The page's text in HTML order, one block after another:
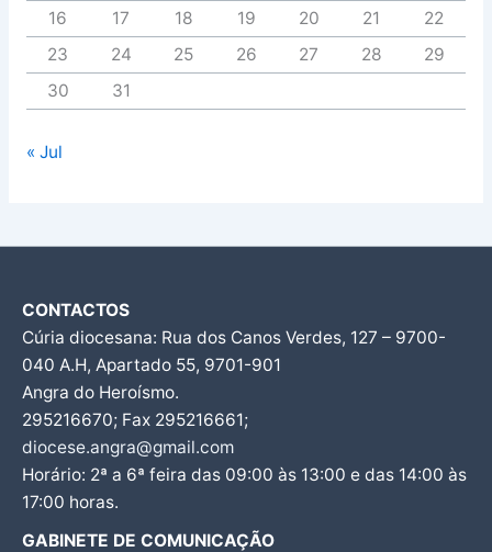
16
17 18 19 20 21
22
23
24 25 26 27 28
29
30
31
« Jul
CONTACTOS
Cúria diocesana: Rua dos Canos Verdes, 127 – 9700-
040 A.H, Apartado 55, 9701-901
Angra do Heroísmo.
295216670; Fax 295216661;
diocese.angra@gmail.com
Horário: 2ª a 6ª feira das 09:00 às 13:00 e das 14:00 às
17:00 horas.
GABINETE DE COMUNICAÇÃO